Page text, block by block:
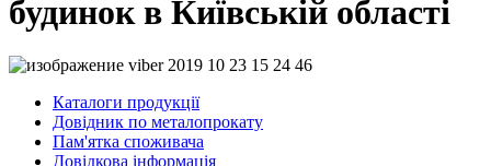
будинок в Київській області
Каталоги продукції
Довідник по металопрокату
Пам'ятка споживача
Довідкова інформація